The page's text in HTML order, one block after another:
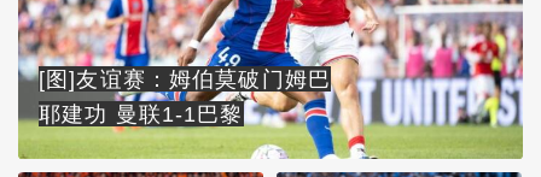
[图]友谊赛：姆伯莫破门姆巴
耶建功 曼联1-1巴黎